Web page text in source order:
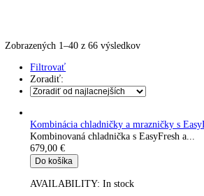
Kavovary pakove
Uncategorized
Úvod
Zobrazených 1–40 z 66 výsledkov